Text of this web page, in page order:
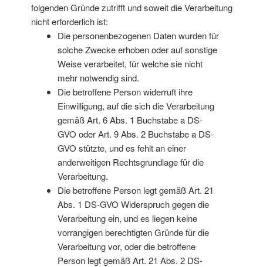
folgenden Gründe zutrifft und soweit die Verarbeitung
nicht erforderlich ist:
Die personenbezogenen Daten wurden für
solche Zwecke erhoben oder auf sonstige
Weise verarbeitet, für welche sie nicht
mehr notwendig sind.
Die betroffene Person widerruft ihre
Einwilligung, auf die sich die Verarbeitung
gemäß Art. 6 Abs. 1 Buchstabe a DS-
GVO oder Art. 9 Abs. 2 Buchstabe a DS-
GVO stützte, und es fehlt an einer
anderweitigen Rechtsgrundlage für die
Verarbeitung.
Die betroffene Person legt gemäß Art. 21
Abs. 1 DS-GVO Widerspruch gegen die
Verarbeitung ein, und es liegen keine
vorrangigen berechtigten Gründe für die
Verarbeitung vor, oder die betroffene
Person legt gemäß Art. 21 Abs. 2 DS-